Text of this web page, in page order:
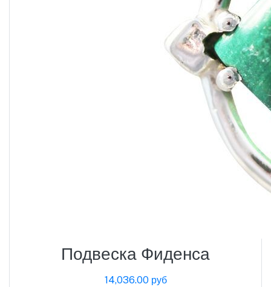
Подвеска Фиденса
14,036.00 руб